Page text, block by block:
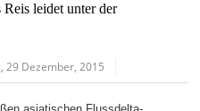
leidet unter der
29 Dezember, 2015